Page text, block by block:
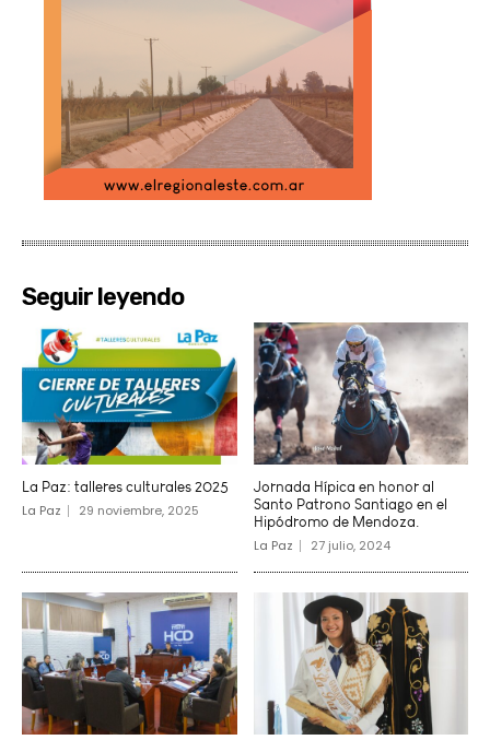
Seguir leyendo
La Paz: talleres culturales 2025
La Paz 29 noviembre, 2025
Jornada Hípica en honor al
Santo Patrono Santiago en el
Hipódromo de Mendoza.
La Paz 27 julio, 2024